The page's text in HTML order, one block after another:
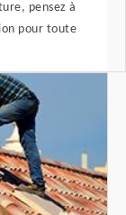
pensez à
pour toute